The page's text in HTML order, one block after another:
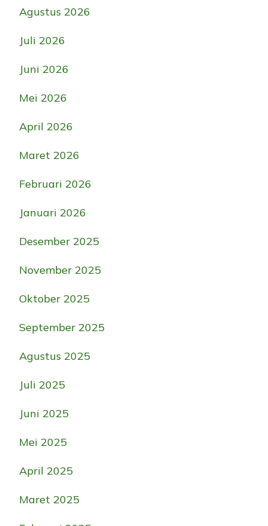
Agustus 2026
Juli 2026
Juni 2026
Mei 2026
April 2026
Maret 2026
Februari 2026
Januari 2026
Desember 2025
November 2025
Oktober 2025
September 2025
Agustus 2025
Juli 2025
Juni 2025
Mei 2025
April 2025
Maret 2025